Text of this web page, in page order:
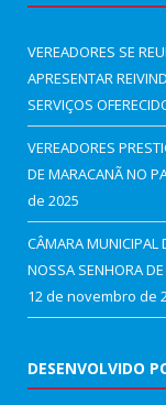
VEREADORES SE
APRESENTAR
SERVIÇOS
VEREADORES
DE MARACANÃ NO
de 2025
CÂMARA MUNICIPAL
NOSSA SENHORA
12 de novembro de
DESENVOLVIDO